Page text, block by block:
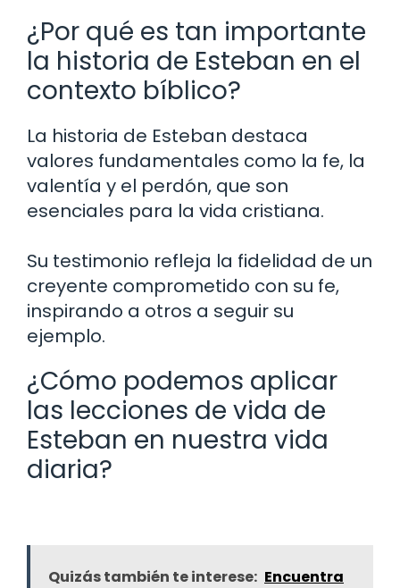
¿Por qué es tan importante
la historia de Esteban en el
contexto bíblico?
La historia de Esteban destaca
valores fundamentales como la fe, la
valentía y el perdón, que son
esenciales para la vida cristiana.
Su testimonio refleja la fidelidad de un
creyente comprometido con su fe,
inspirando a otros a seguir su
ejemplo.
¿Cómo podemos aplicar
las lecciones de vida de
Esteban en nuestra vida
diaria?
Quizás también te interese: Encuentra